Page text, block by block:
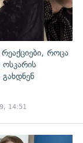
რეაქციები, როცა
გახდნენ
14:51